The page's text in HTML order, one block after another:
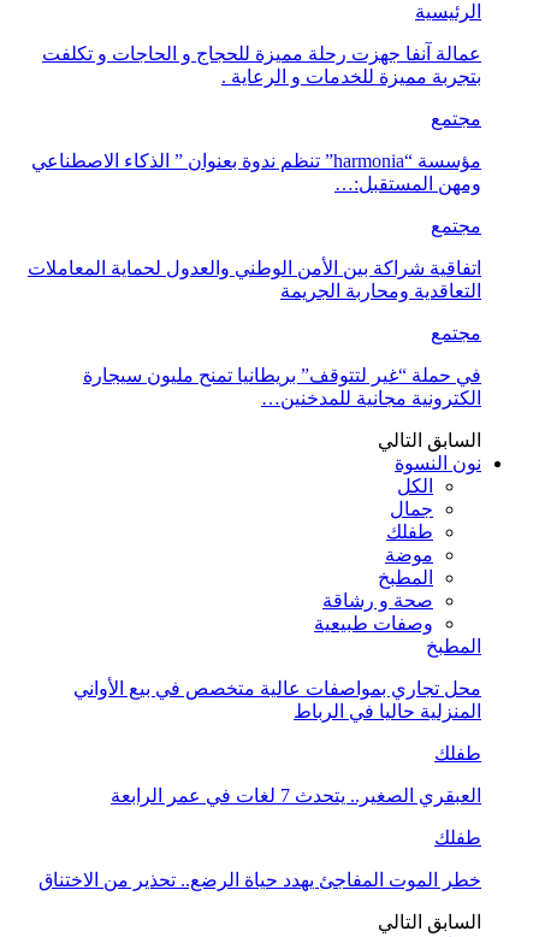
الرئيسية
عمالة آنفا جهزت رحلة مميزة للحجاج و الحاجات و تكلفت
بتجربة مميزة للخدمات و الرعاية .
مجتمع
مؤسسة “harmonia” تنظم ندوة بعنوان ” الذكاء الاصطناعي
ومهن المستقبل:…
مجتمع
اتفاقية شراكة بين الأمن الوطني والعدول لحماية المعاملات
التعاقدية ومحاربة الجريمة
مجتمع
في حملة “غير لتتوقف” بريطانيا تمنح مليون سيجارة
الكترونية مجانية للمدخنين…
السابق التالي
نون النسوة
الكل
جمال
طفلك
موضة
المطبخ
صحة و رشاقة
وصفات طبيعية
المطبخ
محل تجاري بمواصفات عالية متخصص في بيع الأواني
المنزلية حاليا في الرباط
طفلك
العبقري الصغير.. يتحدث 7 لغات في عمر الرابعة
طفلك
خطر الموت المفاجئ يهدد حياة الرضع.. تحذير من الاختناق
السابق التالي